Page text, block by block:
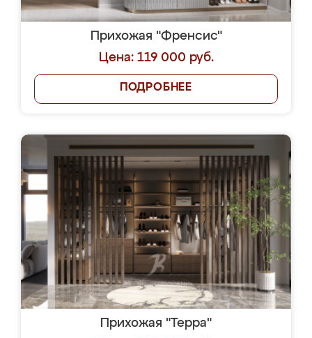
Прихожая "Френсис"
Цена: 119 000 руб.
ПОДРОБНЕЕ
Прихожая "Терра"